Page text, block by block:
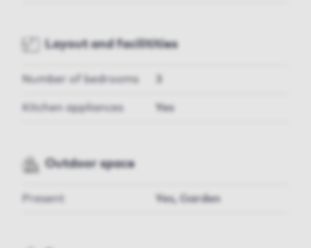
Layout and facilitities
Number of bedrooms
Kitchen appliances Yes
Outdoor space
Present Yes, Garden